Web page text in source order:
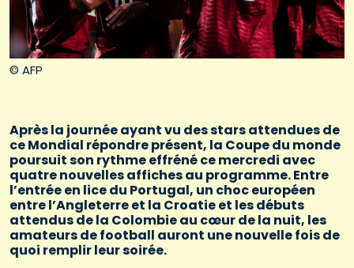
© AFP
Après la journée ayant vu des stars attendues de
ce Mondial répondre présent, la Coupe du monde
poursuit son rythme effréné ce mercredi avec
quatre nouvelles affiches au programme. Entre
l’entrée en lice du Portugal, un choc européen
entre l’Angleterre et la Croatie et les débuts
attendus de la Colombie au cœur de la nuit, les
amateurs de football auront une nouvelle fois de
quoi remplir leur soirée.